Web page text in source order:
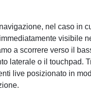
nel caso in
visibile
a scorrere verso il
laterale o il touchpad.
live posizionato in